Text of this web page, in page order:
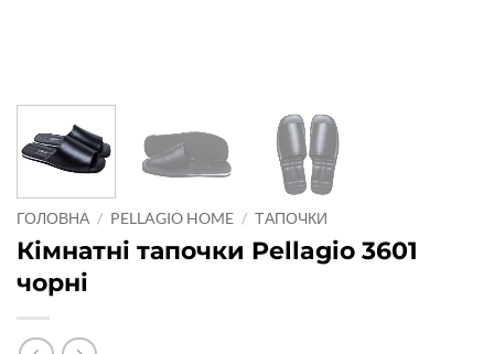
ГОЛОВНА / PELLAGIO HOME / ТАПОЧКИ
Кімнатні тапочки Pellagio 3601
чорні